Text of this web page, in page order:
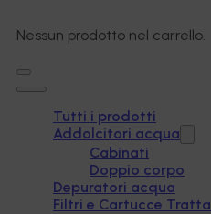
Nessun prodotto nel carrello.
Tutti i prodotti
Addolcitori acqua
Cabinati
Doppio corpo
Depuratori acqua
Filtri e Cartucce